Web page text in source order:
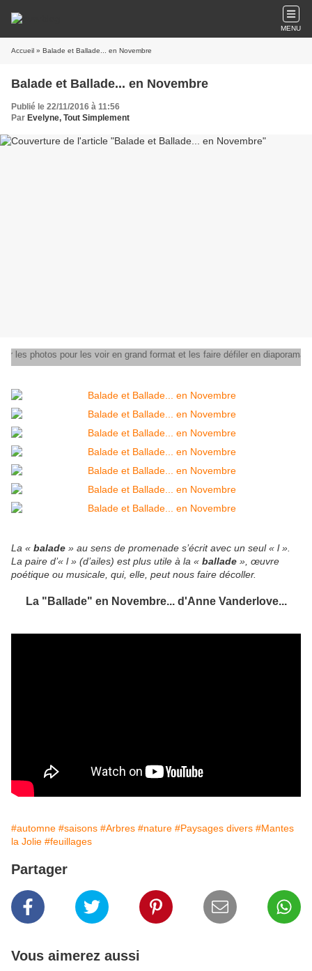
MENU
Accueil » Balade et Ballade... en Novembre
Balade et Ballade... en Novembre
Publié le 22/11/2016 à 11:56
Par Evelyne, Tout Simplement
sur les photos pour les voir en grand format et les faire défiler en diaporama
La « balade » au sens de promenade s’écrit avec un seul « l ».
La paire d’« l » (d’ailes) est plus utile à la « ballade », œuvre
poétique ou musicale, qui, elle, peut nous faire décoller.
La "Ballade" en Novembre... d'Anne Vanderlove...
#automne #saisons #Arbres #nature #Paysages divers #Mantes
la Jolie #feuillages
Partager
Vous aimerez aussi